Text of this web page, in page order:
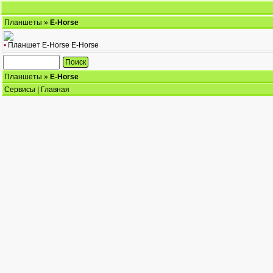
Планшеты » E-Horse
• Планшет E-Horse E-Horse
Планшеты » E-Horse
Сервисы
Главная